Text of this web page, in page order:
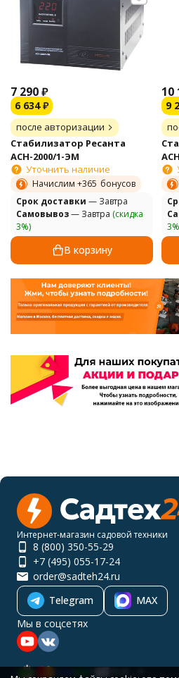
7 290₽
6 634 ₽
после авторизации
Стабилизатор Ресанта
АСН-2000/1-ЭМ
Уточнить наличие
Начислим +365 бонусов
Cрок доставки — Завтра
Самовывоз— Завтра (скидка
3%)
В корзину
10
9
Интернет-магазин садовой техники
8 (800) 350-55-29
+7 (495) 055-17-24
order@sadteh24.ru
Telegram
MAX
Мы в соцсетях